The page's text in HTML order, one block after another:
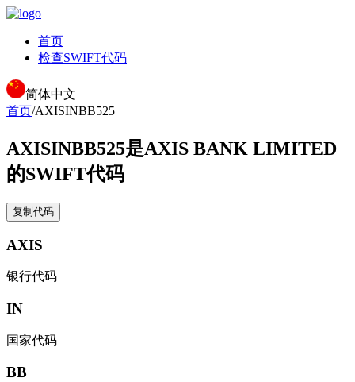
首页
检查SWIFT代码
简体中文
首页/AXISINBB525
AXISINBB525是AXIS BANK LIMITED
的SWIFT代码
复制代码
AXIS
银行代码
IN
国家代码
BB